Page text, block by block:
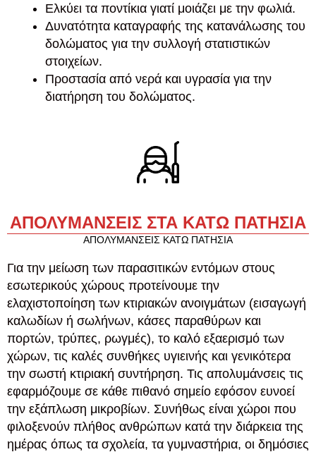
Ελκύει τα ποντίκια γιατί μοιάζει με την φωλιά.
Δυνατότητα καταγραφής της κατανάλωσης του
δολώματος για την συλλογή στατιστικών
στοιχείων.
Προστασία από νερά και υγρασία για την
διατήρηση του δολώματος.
ΑΠΟΛΥΜΑΝΣΕΙΣ ΣΤΑ ΚΑΤΩ ΠΑΤΗΣΙΑ
ΑΠΟΛΥΜΑΝΣΕΙΣ ΚΑΤΩ ΠΑΤΗΣΙΑ
Για την μείωση των παρασιτικών εντόμων στους
εσωτερικούς χώρους προτείνουμε την
ελαχιστοποίηση των κτιριακών ανοιγμάτων (εισαγωγή
καλωδίων ή σωλήνων, κάσες παραθύρων και
πορτών, τρύπες, ρωγμές), το καλό εξαερισμό των
χώρων, τις καλές συνθήκες υγιεινής και γενικότερα
την σωστή κτιριακή συντήρηση. Τις απολυμάνσεις τις
εφαρμόζουμε σε κάθε πιθανό σημείο εφόσον ευνοεί
την εξάπλωση μικροβίων. Συνήθως είναι χώροι που
φιλοξενούν πλήθος ανθρώπων κατά την διάρκεια της
ημέρας όπως τα σχολεία, τα γυμναστήρια, οι δημόσιες